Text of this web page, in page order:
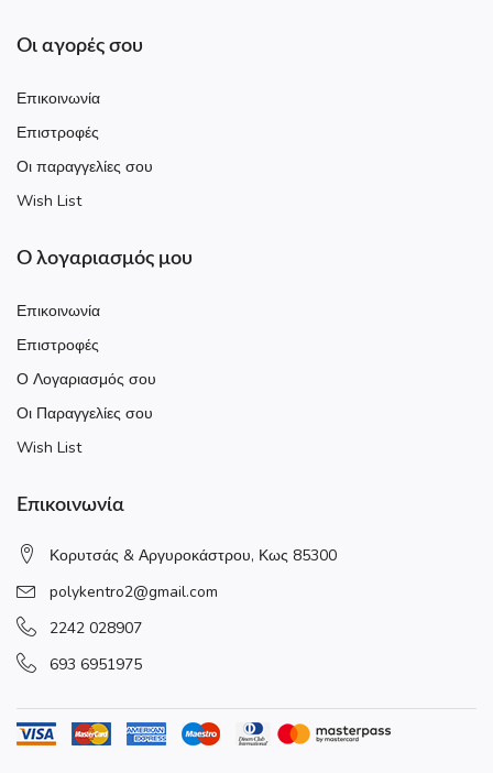
Οι αγορές σου
Επικοινωνία
Επιστροφές
Οι παραγγελίες σου
Wish List
Ο λογαριασμός μου
Επικοινωνία
Επιστροφές
Ο Λογαριασμός σου
Οι Παραγγελίες σου
Wish List
Επικοινωνία
Κορυτσάς & Αργυροκάστρου, Κως 85300
polykentro2@gmail.com
2242 028907
693 6951975